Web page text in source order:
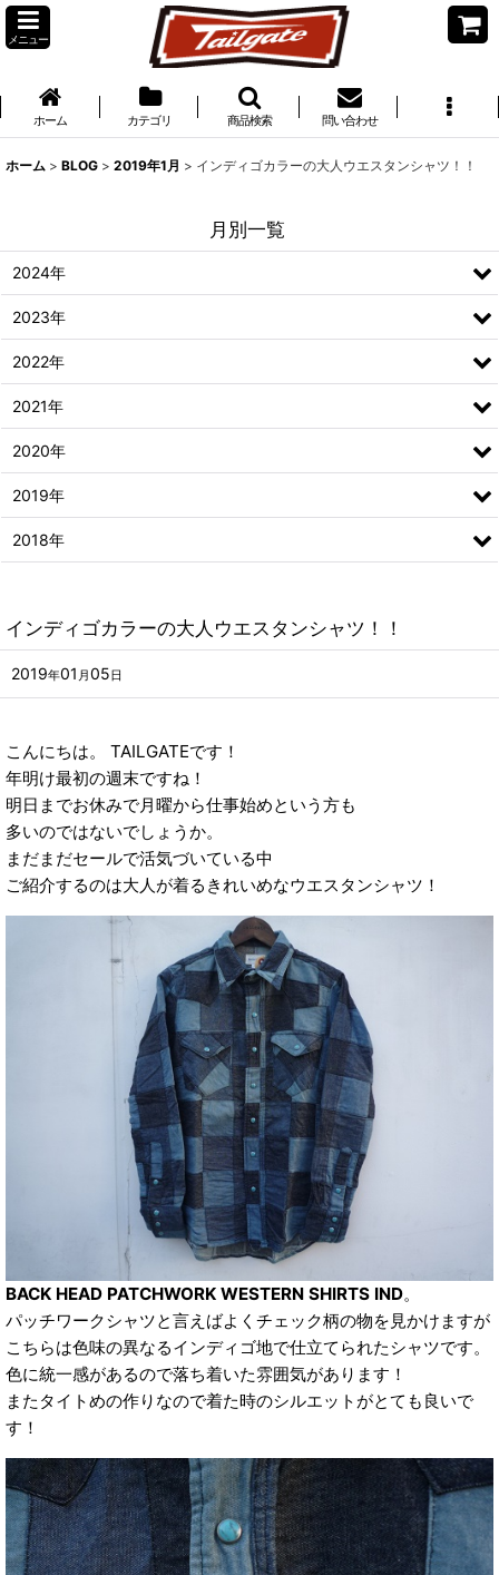
メニュー
ホーム カテゴリ 商品検索 問い合わせ
ホーム > BLOG > 2019年1月 > インディゴカラーの大人ウエスタンシャツ！！
インディゴカラーの大人ウエスタンシャツ！！
2019年01 月 05 日
こんにちは。 TAILGATEです！
年明け最初の週末ですね！
明日までお休みで月曜から仕事始めという方も
多いのではないでしょうか。
まだまだセールで活気づいている中
ご紹介するのは大人が着るきれいめなウエスタンシャツ！
BACK HEAD PATCHWORK WESTERN SHIRTS IND。
パッチワークシャツと言えばよくチェック柄の物を見かけますが
こちらは色味の異なるインディゴ地で仕立てられたシャツです。
色に統一感があるので落ち着いた雰囲気があります！
またタイトめの作りなので着た時のシルエットがとても良いで
す！
月別一覧
2024年
2023年
2022年
2021年
2020年
2019年
2018年